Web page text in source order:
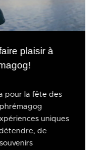
plaisir à
pour la fête des
uniques
de